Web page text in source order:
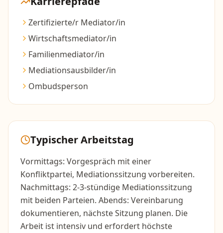
Zertifizierte/r Mediator/in
Wirtschaftsmediator/in
Familienmediator/in
Mediationsausbilder/in
Ombudsperson
Typischer Arbeitstag
Vormittags: Vorgespräch mit einer
Konfliktpartei, Mediationssitzung vorbereiten.
Nachmittags: 2-3-stündige Mediationssitzung
mit beiden Parteien. Abends: Vereinbarung
dokumentieren, nächste Sitzung planen. Die
Arbeit ist intensiv und erfordert höchste